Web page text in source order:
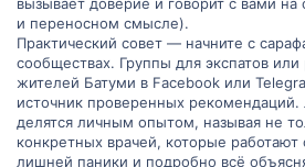
и переносном смысле).
Практический совет — начните с
сообществах. Группы для экспатов или
жителей Батуми в Facebook или
источник проверенных
делятся личным опытом, называя не
конкретных врачей, которые работают
лишней паники и подробно всё